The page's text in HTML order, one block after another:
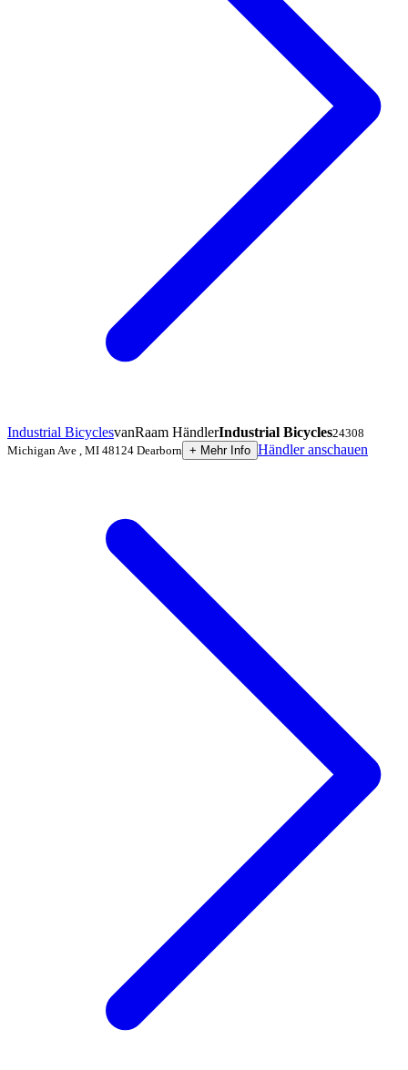
Industrial BicyclesvanRaam HändlerIndustrial Bicycles24308
Michigan Ave , MI 48124 Dearborn + Mehr Info Händler anschauen